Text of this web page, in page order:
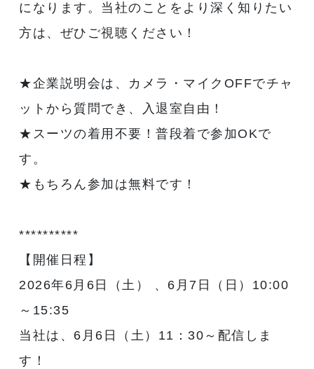
になります。当社のことをより深く知りたい
方は、ぜひご視聴ください！
★企業説明会は、カメラ・マイクOFFでチャ
ットから質問でき、入退室自由！
★スーツの着用不要！普段着で参加OKで
す。
★もちろん参加は無料です！
**********
【開催日程】
2026年6月6日（土） 、6月7日（日）10:00
～15:35
当社は、6月6日（土）11：30～配信しま
す！